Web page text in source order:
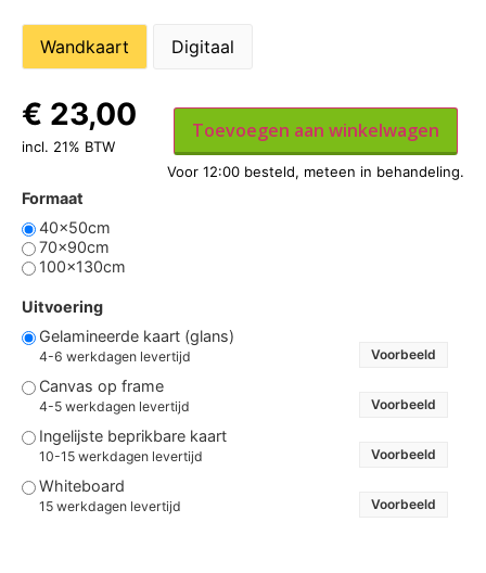
Wandkaart Digitaal
Formaat
40x50cm
70x90cm
100x130cm
Uitvoering
Gelamineerde kaart (glans)
4-6 werkdagen levertijd Voorbeeld
Canvas op frame
4-5 werkdagen levertijd Voorbeeld
Ingelijste beprikbare kaart
10-15 werkdagen levertijd Voorbeeld
Whiteboard
15 werkdagen levertijd Voorbeeld
€ 23,00
incl. 21% BTW
Toevoegen aan winkelwagen